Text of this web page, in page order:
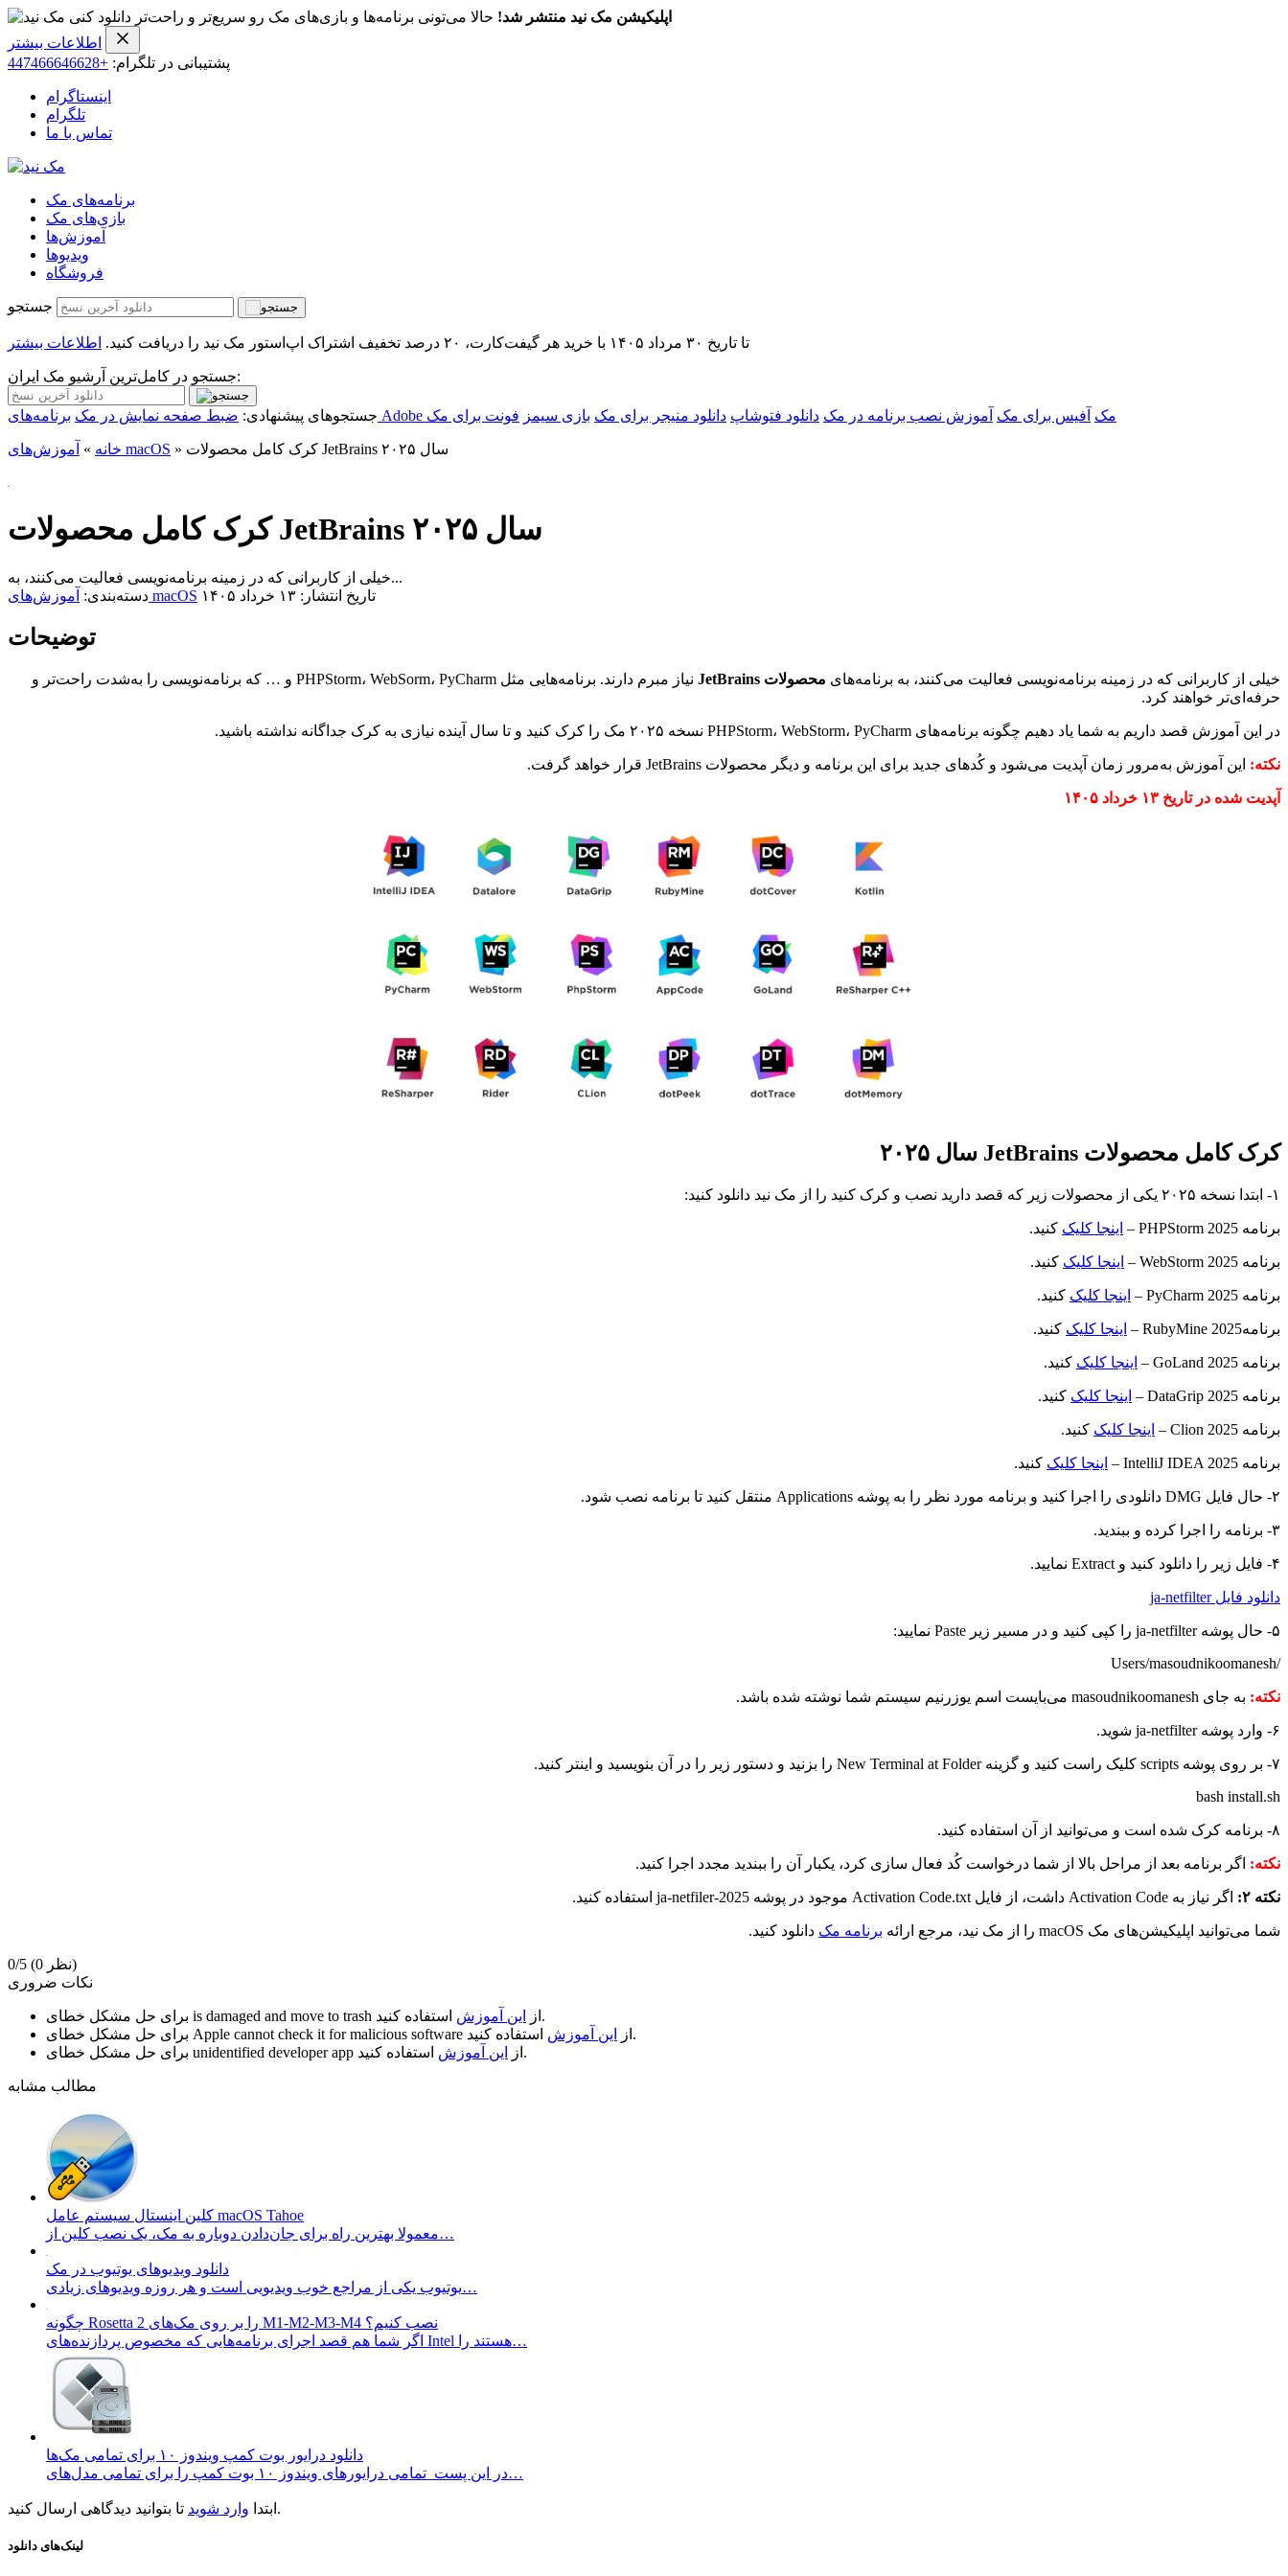
اپلیکیشن مک نید منتشر شد! حالا می‌تونی برنامه‌ها و بازی‌های مک رو سریع‌تر و راحت‌تر دانلود کنی
اطلاعات بیشتر
پشتیبانی در تلگرام: +447466646628
اینستاگرام
تلگرام
تماس با ما
برنامه‌های مک
بازی‌های مک
آموزش‌ها
ویدیو‌ها
فروشگاه
جستجو
تا تاریخ ۳۰ مرداد ۱۴۰۵ با خرید هر گیفت‌کارت، ۲۰ درصد تخفیف اشتراک اپ‌استور مک نید را دریافت کنید. اطلاعات بیشتر
جستجو در کامل‌ترین آرشیو مک ایران:
جستجوهای پیشنهادی: ضبط صفحه نمایش در مک برنامه‌های Adobe مک آفیس برای مک آموزش نصب برنامه در مک دانلود فتوشاپ دانلود منیجر برای مک بازی سیمز فونت برای مک
خانه » آموزش‌های macOS » کرک کامل محصولات JetBrains سال ۲۰۲۵
کرک کامل محصولات JetBrains سال ۲۰۲۵
خیلی از کاربرانی که در زمینه برنامه‌نویسی فعالیت می‌کنند، به...
دسته‌بندی: آموزش‌های macOS تاریخ انتشار: ۱۳ خرداد ۱۴۰۵
توضیحات
خیلی از کاربرانی که در زمینه برنامه‌نویسی فعالیت می‌کنند، به برنامه‌های محصولات JetBrains
نیاز مبرم دارند. برنامه‌هایی مثل PHPStorm، WebSorm، PyCharm و … که برنامه‌نویسی را به‌شدت راحت‌تر و
حرفه‌ای‌تر خواهند کرد.
در این آموزش قصد داریم به شما یاد دهیم چگونه برنامه‌های PHPStorm، WebStorm، PyCharm نسخه ۲۰۲۵ مک را کرک کنید و تا سال آینده نیازی به کرک جداگانه نداشته باشید.
نکته: این آموزش به‌مرور زمان آپدیت می‌شود و کُد‌های جدید برای این برنامه و دیگر محصولات JetBrains قرار خواهد گرفت.
آپدیت شده در تاریخ ۱۳ خرداد ۱۴۰۵
کرک کامل محصولات JetBrains سال ۲۰۲۵
۱- ابتدا نسخه ۲۰۲۵ یکی از محصولات زیر که قصد دارید نصب و کرک کنید را از مک نید دانلود کنید:
برنامه PHPStorm 2025 – اینجا کلیک کنید.
برنامه WebStorm 2025 – اینجا کلیک کنید.
برنامه PyCharm 2025 – اینجا کلیک کنید.
برنامهRubyMine 2025 – اینجا کلیک کنید.
برنامه GoLand 2025 – اینجا کلیک کنید.
برنامه DataGrip 2025 – اینجا کلیک کنید.
برنامه Clion 2025 – اینجا کلیک کنید.
برنامه IntelliJ IDEA 2025 – اینجا کلیک کنید.
۲- حال فایل DMG دانلودی را اجرا کنید و برنامه مورد نظر را به پوشه Applications منتقل کنید تا برنامه نصب شود.
۳- برنامه را اجرا کرده و ببندید.
۴- فایل زیر را دانلود کنید و Extract نمایید.
دانلود فایل ja-netfilter
۵- حال پوشه ja-netfilter را کپی کنید و در مسیر زیر Paste نمایید:
/Users/masoudnikoomanesh
نکته: به جای masoudnikoomanesh می‌بایست اسم یوزرنیم سیستم شما نوشته شده باشد.
۶- وارد پوشه ja-netfilter شوید.
۷- بر روی پوشه scripts کلیک راست کنید و گزینه New Terminal at Folder را بزنید و دستور زیر را در آن بنویسید و اینتر کنید.
bash install.sh
۸- برنامه کرک شده است و می‌توانید از آن استفاده کنید.
نکته: اگر برنامه بعد از مراحل بالا از شما درخواست کُد فعال سازی کرد، یکبار آن را ببندید مجدد اجرا کنید.
نکته ۲: اگر نیاز به Activation Code داشت، از فایل Activation Code.txt موجود در پوشه ja-netfiler-2025 استفاده کنید.
شما می‌توانید اپلیکیشن‌های مک macOS را از مک نید، مرجع ارائه برنامه مک دانلود کنید.
0/5
(0 نظر)
نکات ضروری
is damaged and move to trash از این آموزش
استفاده کنید.
Apple cannot check it for malicious software از این آموزش
استفاده کنید.
unidentified developer app از این آموزش استفاده کنید.
مطالب مشابه
کلین اینستال سیستم عامل macOS Tahoe
معمولا بهترین راه برای جان‌دادن دوباره به مک، یک نصب کلین از…
دانلود ویدیو‌های یوتیوب در مک
یوتیوب یکی از مراجع خوب ویدیویی است و هر روزه ویدیو‌های زیادی…
چگونه Rosetta 2 را بر روی مک‌های M1-M2-M3-M4 نصب کنیم؟
اگر شما هم قصد اجرای برنامه‌هایی که مخصوص پردازنده‌های Intel هستند را…
دانلود درایور بوت کمپ ویندوز ۱۰ برای تمامی مک‌ها
در این پست تمامی درایور‌های ویندوز ۱۰ بوت کمپ را برای تمامی مدل‌های…
ابتدا وارد شوید تا بتوانید دیدگاهی ارسال کنید.
لینک‌های دانلود